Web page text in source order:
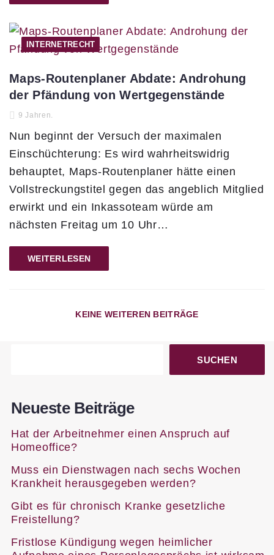
INTERNETRECHT
Maps-Routenplaner Abdate: Androhung
der Pfändung von Wertgegenstände
9 Jahren.
Nun beginnt der Versuch der maximalen
Einschüchterung: Es wird wahrheitswidrig
behauptet, Maps-Routenplaner hätte einen
Vollstreckungstitel gegen das angeblich Mitglied
erwirkt und ein Inkassoteam würde am
nächsten Freitag um 10 Uhr…
WEITERLESEN
KEINE WEITEREN BEITRÄGE
SUCHEN
Neueste Beiträge
Hat der Arbeitnehmer einen Anspruch auf
Homeoffice?
Muss ein Dienstwagen nach sechs Wochen
Krankheit herausgegeben werden?
Gibt es für chronisch Kranke gesetzliche
Freistellung?
Fristlose Kündigung wegen heimlicher